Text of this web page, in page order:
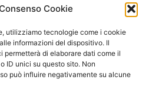
Cookie
utilizziamo tecnologie come i cookie
informazioni del dispositivo. Il
permetterà di elaborare dati come il
ID unici su questo sito. Non
può influire negativamente su alcune
alNoleggio Auto
questo è un
l’idea. Mentre
coppia appassionata
essere realizzato